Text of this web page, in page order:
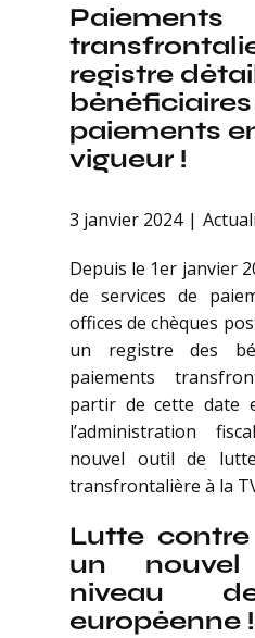
Paiements
registre
paiements
vigueur !
3 janvier 2024
Depuis le 1er janvier
de services de
offices de chèques
un registre des
paiements
partir de cette date
l’administration
nouvel outil de
transfrontalière à la
Lutte
un
niveau
européenne !